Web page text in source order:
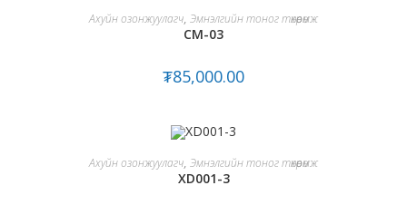
ADD TO CART
Ахуйн озонжуулагч, Эмнэлгийн тоног төхөөрөмж
CM-03
₮85,000.00
ADD TO CART
Ахуйн озонжуулагч, Эмнэлгийн тоног төхөөрөмж
XD001-3